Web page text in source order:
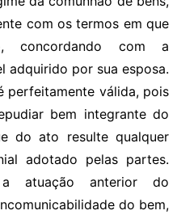
com os termos em que
concordando com a
adquirido por sua esposa.
perfeitamente válida, pois
bem integrante do
do ato resulte qualquer
adotado pelas partes.
atuação anterior do
do bem,